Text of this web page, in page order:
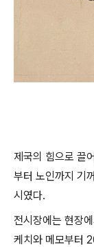
제국의 힘으로 끌
부터 노인까지 기
시였다.
전시장에는 현장
케치와 메모부터